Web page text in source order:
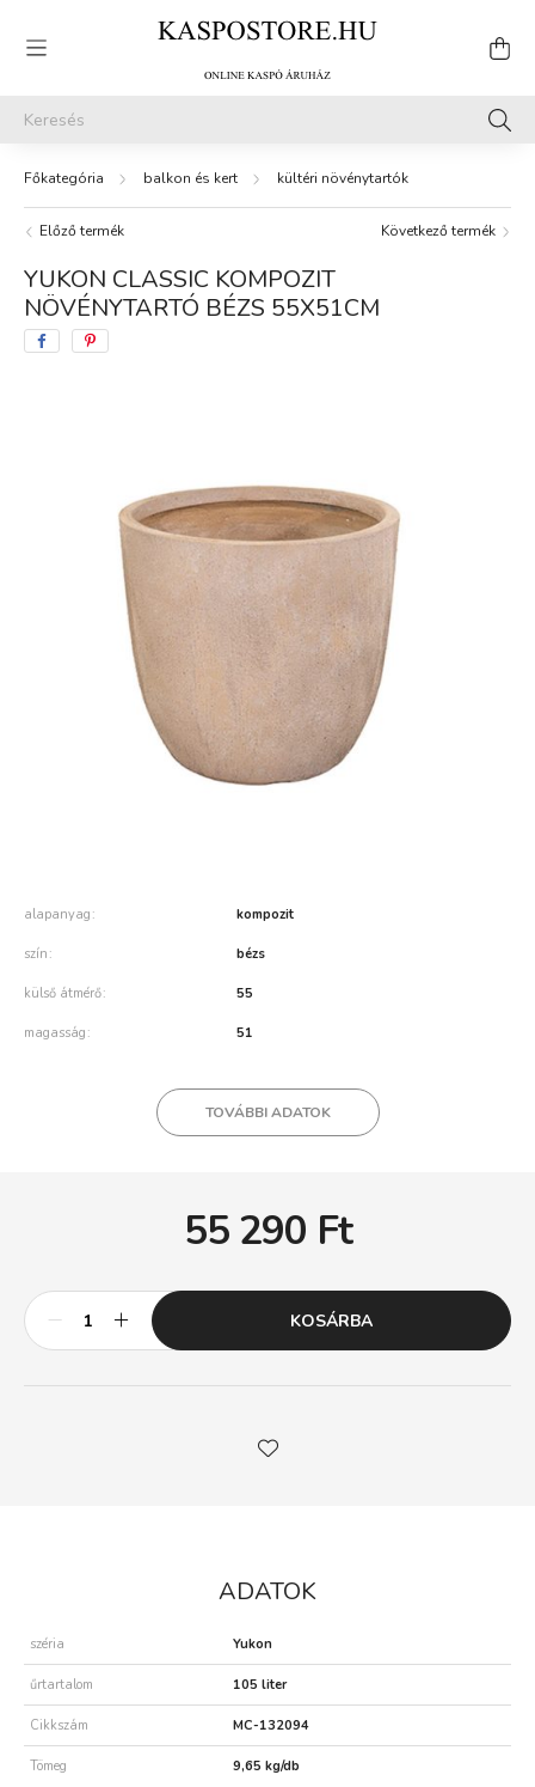
balkon és kert kültéri növénytartók
Előző termék Következő termék
YUKON CLASSIC KOMPOZIT
NÖVÉNYTARTÓ BÉZS 55X51CM
alapanyag kompozit
szín bézs
külső átmérő 55
magasság 51
TOVÁBBI ADATOK
55 290 Ft
KOSÁRBA
ADATOK
széria Yukon
űrtartalom 105 liter
Cikkszám MC-132094
Tömeg 9,65 kg/db